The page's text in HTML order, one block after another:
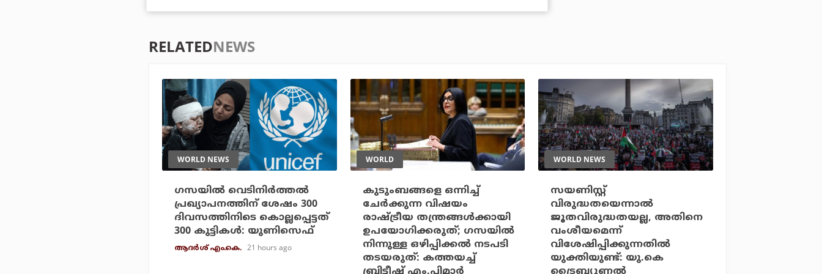
RELATEDNEWS
WORLD NEWS
ഗസയില്‍ വെടിനിര്‍ത്തല്‍
പ്രഖ്യാപനത്തിന് ശേഷം 300
ദിവസത്തിനിടെ കൊല്ലപ്പെട്ടത്
300 കുട്ടികള്‍: യുണിസെഫ്
ആദർശ് എം.കെ. 21 hours ago
WORLD
കുടുംബങ്ങളെ ഒന്നിച്ച്
ചേര്‍ക്കുന്ന വിഷയം
രാഷ്ട്രീയ തന്ത്രങ്ങള്‍ക്കായി
ഉപയോഗിക്കരുത്; ഗസയില്‍
നിന്നുള്ള ഒഴിപ്പിക്കല്‍ നടപടി
തടയരുത്: കത്തയച്ച്
ബ്രിട്ടീഷ് എം.പിമാര്‍
WORLD NEWS
സയണിസ്റ്റ്
വിരുദ്ധതയെന്നാല്‍
ജൂതവിരുദ്ധതയല്ല, അതിനെ
വംശീയമെന്ന്
വിശേഷിപ്പിക്കുന്നതില്‍
യുക്തിയുണ്ട്: യു.കെ
ട്രൈബ്യൂണല്‍